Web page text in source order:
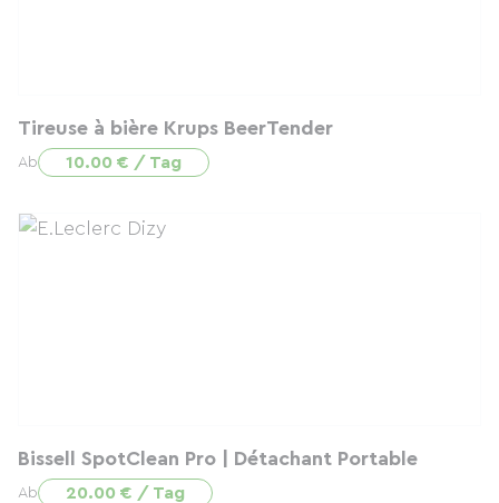
Tireuse à bière Krups BeerTender
Ab 10.00 € / Tag
Bissell SpotClean Pro | Détachant Portable
Ab 20.00 € / Tag